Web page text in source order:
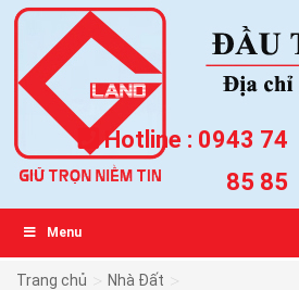
Hotline : 0943 74
85 85
Menu
Trang chủ Nhà Đất